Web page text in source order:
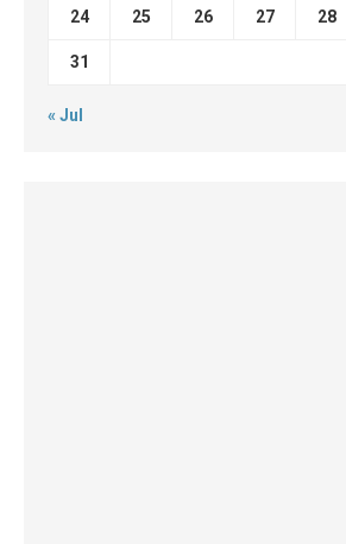
24 25 26 27 28
31
« Jul